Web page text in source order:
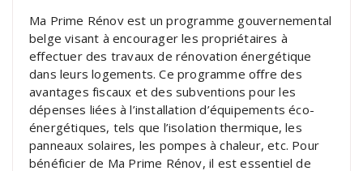
Ma Prime Rénov est un programme gouvernemental
belge visant à encourager les propriétaires à
effectuer des travaux de rénovation énergétique
dans leurs logements. Ce programme offre des
avantages fiscaux et des subventions pour les
dépenses liées à l’installation d’équipements éco-
énergétiques, tels que l’isolation thermique, les
panneaux solaires, les pompes à chaleur, etc. Pour
bénéficier de Ma Prime Rénov, il est essentiel de